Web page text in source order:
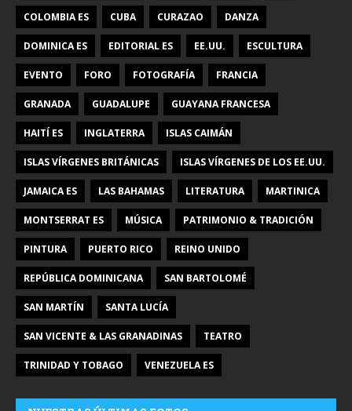
COLOMBIA ES CUBA CURAZAO DANZA
DOMINICA ES EDITORIAL ES EE.UU. ESCULTURA
EVENTO FORO FOTOGRAFÍA FRANCIA
GRANADA GUADALUPE GUAYANA FRANCESA
HAITÍ ES INGLATERRA ISLAS CAIMÁN
ISLAS VÍRGENES BRITÁNICAS ISLAS VÍRGENES DE LOS EE.UU.
JAMAICA ES LAS BAHAMAS LITERATURA MARTINICA
MONTSERRAT ES MÚSICA PATRIMONIO & TRADICIÓN
PINTURA PUERTO RICO REINO UNIDO
REPÚBLICA DOMINICANA SAN BARTOLOMÉ
SAN MARTÍN SANTA LUCÍA
SAN VICENTE & LAS GRANADINAS TEATRO
TRINIDAD Y TOBAGO VENEZUELA ES